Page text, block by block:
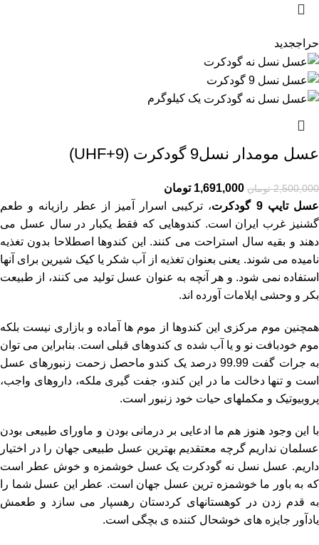
حراججدید
یک کیلوگرم
عسل مومدار نسل9 گودکرت (UHF+9)
2,500,000 تومان 1,691,000 تومان
عسل تایپ 9 گودکرت
، ترکیبی اسرار آمیز از عطر رازیانه و طعم
گشنیز غرب ایران است. کندوهایی که فقط یکبار در سال عسل می
دهند و بقیه سال استراحت می کنند. این کندوها اصطلاحا بدون تغذیه
نامیده می شوند. یعنی بعنوان تغذیه از آب شکر یا کیک شیرین برای آنها
استفاده نمی شود. و هر آنچه به عنوان عسل تولید می کنند، از طبیعت
بکر و وحشی ایلامات آورده اند.
همچنین موم مرکزی این کندوها از موم ها آماده و بازاری نیست بلکه
موم خودبافت نو و یا آب شده ی کندوهای قبلی است. بنابراین می توان
به جرات گفت 99.99 درصد یک کندو ماحصل زحمت زنبورهای عسل
است و تنها دخالت ما در این کندو، جفت گیری ملکه، داروهای واجب،
پروبیوتیک و مکملهای حیات خود زنبور است.
با این وجود هنوز هم ما ادعایی بر درمانی بودن و ماورای طبیعی بودن
عسلمان نداریم گرچه معتقدیم بهترین عسل طبیعی جهان را در اختیار
داریم. عسل نسل نه گودکرت یک عسل خوشمزه و خوش عطر است
که به باور ما خوشمزه ترین عسل جهان است. عطر این عسل شما را
به قدم زدن در کوهستانهای کردستان رهسپار می سازد و طعمش
یادآور جایزه های خوشحال کننده ی بچگی است.